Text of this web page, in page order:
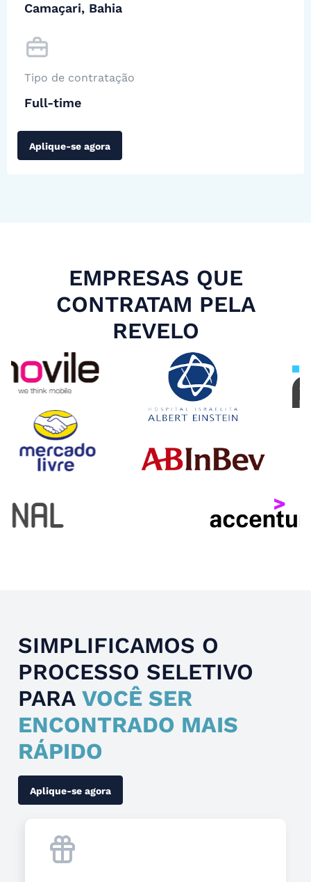
Camaçari, Bahia
Tipo de contratação
Full-time
Aplique-se agora
EMPRESAS QUE
CONTRATAM PELA
REVELO
SIMPLIFICAMOS O
PROCESSO SELETIVO
PARA VOCÊ SER
ENCONTRADO MAIS
RÁPIDO
Aplique-se agora